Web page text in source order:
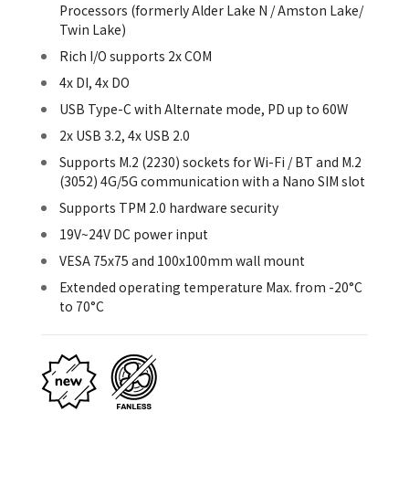
Processors (formerly Alder Lake N / Amston Lake/
Twin Lake)
Rich I/O supports 2x COM
4x DI, 4x DO
USB Type-C with Alternate mode, PD up to 60W
2x USB 3.2, 4x USB 2.0
Supports M.2 (2230) sockets for Wi-Fi / BT and M.2
(3052) 4G/5G communication with a Nano SIM slot
Supports TPM 2.0 hardware security
19V~24V DC power input
VESA 75x75 and 100x100mm wall mount
Extended operating temperature Max. from -20°C
to 70°C